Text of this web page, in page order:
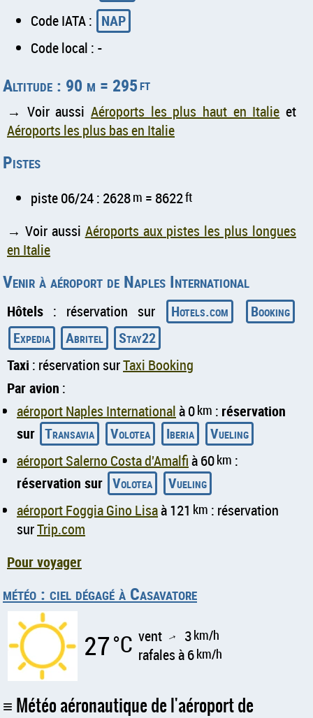
Code IATA : NAP
Code local : -
Altitude : 90 m = 295ft
→ Voir aussi Aéroports les plus haut en Italie et
Aéroports les plus bas en Italie
Pistes
piste 06/24 : 2628m = 8622ft
→ Voir aussi Aéroports aux pistes les plus longues
en Italie
Venir à aéroport de Naples International
Hôtels : réservation sur Hotels.com
Booking
Expedia
Abritel
Stay22
Taxi : réservation surTaxi Booking
Par avion :
aéroport Naples Internationalà 0km : réservation
sur Transavia Volotea Iberia
Vueling
aéroport Salerno Costa d'Amalfià 60km :
réservation sur Volotea
Vueling
aéroport Foggia Gino Lisaà 121 km : réservation
surTrip.com
Pour voyager
météo : ciel dégagé à Casavatore
27°C vent ↑ 3km/h
rafales à 6km/h
Météo aéronautique de l'aéroport de